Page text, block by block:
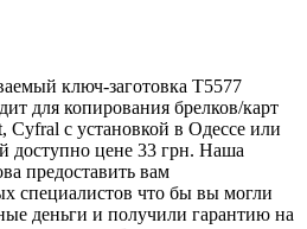
ключ-заготовка T5577
для копирования брелков/карт
с установкой в Одессе или
доступно цене 33 грн. Наша
предоставить вам
специалистов что бы вы могли
деньги и получили гарантию на